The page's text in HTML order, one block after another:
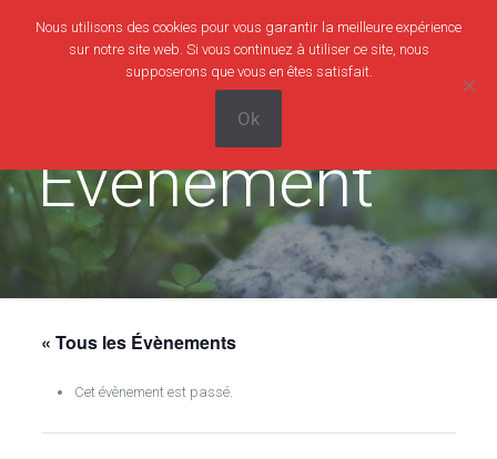
0
0,00€
Evènement
« Tous les Évènements
Cet évènement est passé.
Nous utilisons des cookies pour vous garantir la meilleure expérience
sur notre site web. Si vous continuez à utiliser ce site, nous
supposerons que vous en êtes satisfait.
Ok